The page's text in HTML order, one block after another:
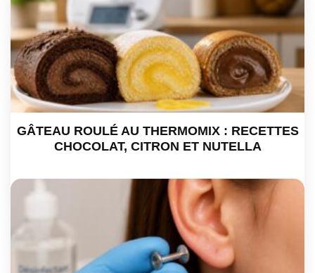
GÂTEAU ROULÉ AU THERMOMIX : RECETTES
CHOCOLAT, CITRON ET NUTELLA